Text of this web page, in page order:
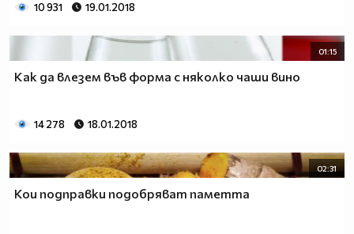
10 931 19.01.2018
01:15
Как да влезем във форма с няколко чаши вино
14 278 18.01.2018
02:31
Кои подправки подобряват паметта